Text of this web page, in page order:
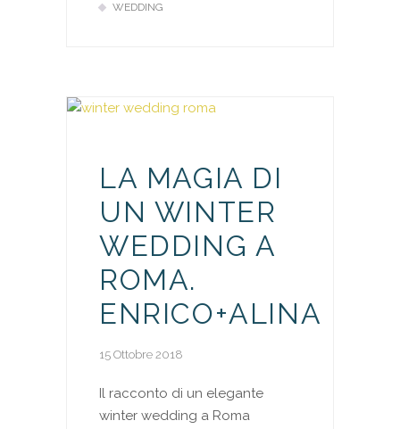
WEDDING
LA MAGIA DI
UN WINTER
WEDDING A
ROMA.
ENRICO+ALINA
15 Ottobre 2018
Il racconto di un elegante
winter wedding a Roma